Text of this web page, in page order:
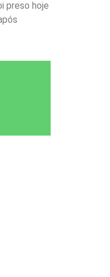
preso hoje